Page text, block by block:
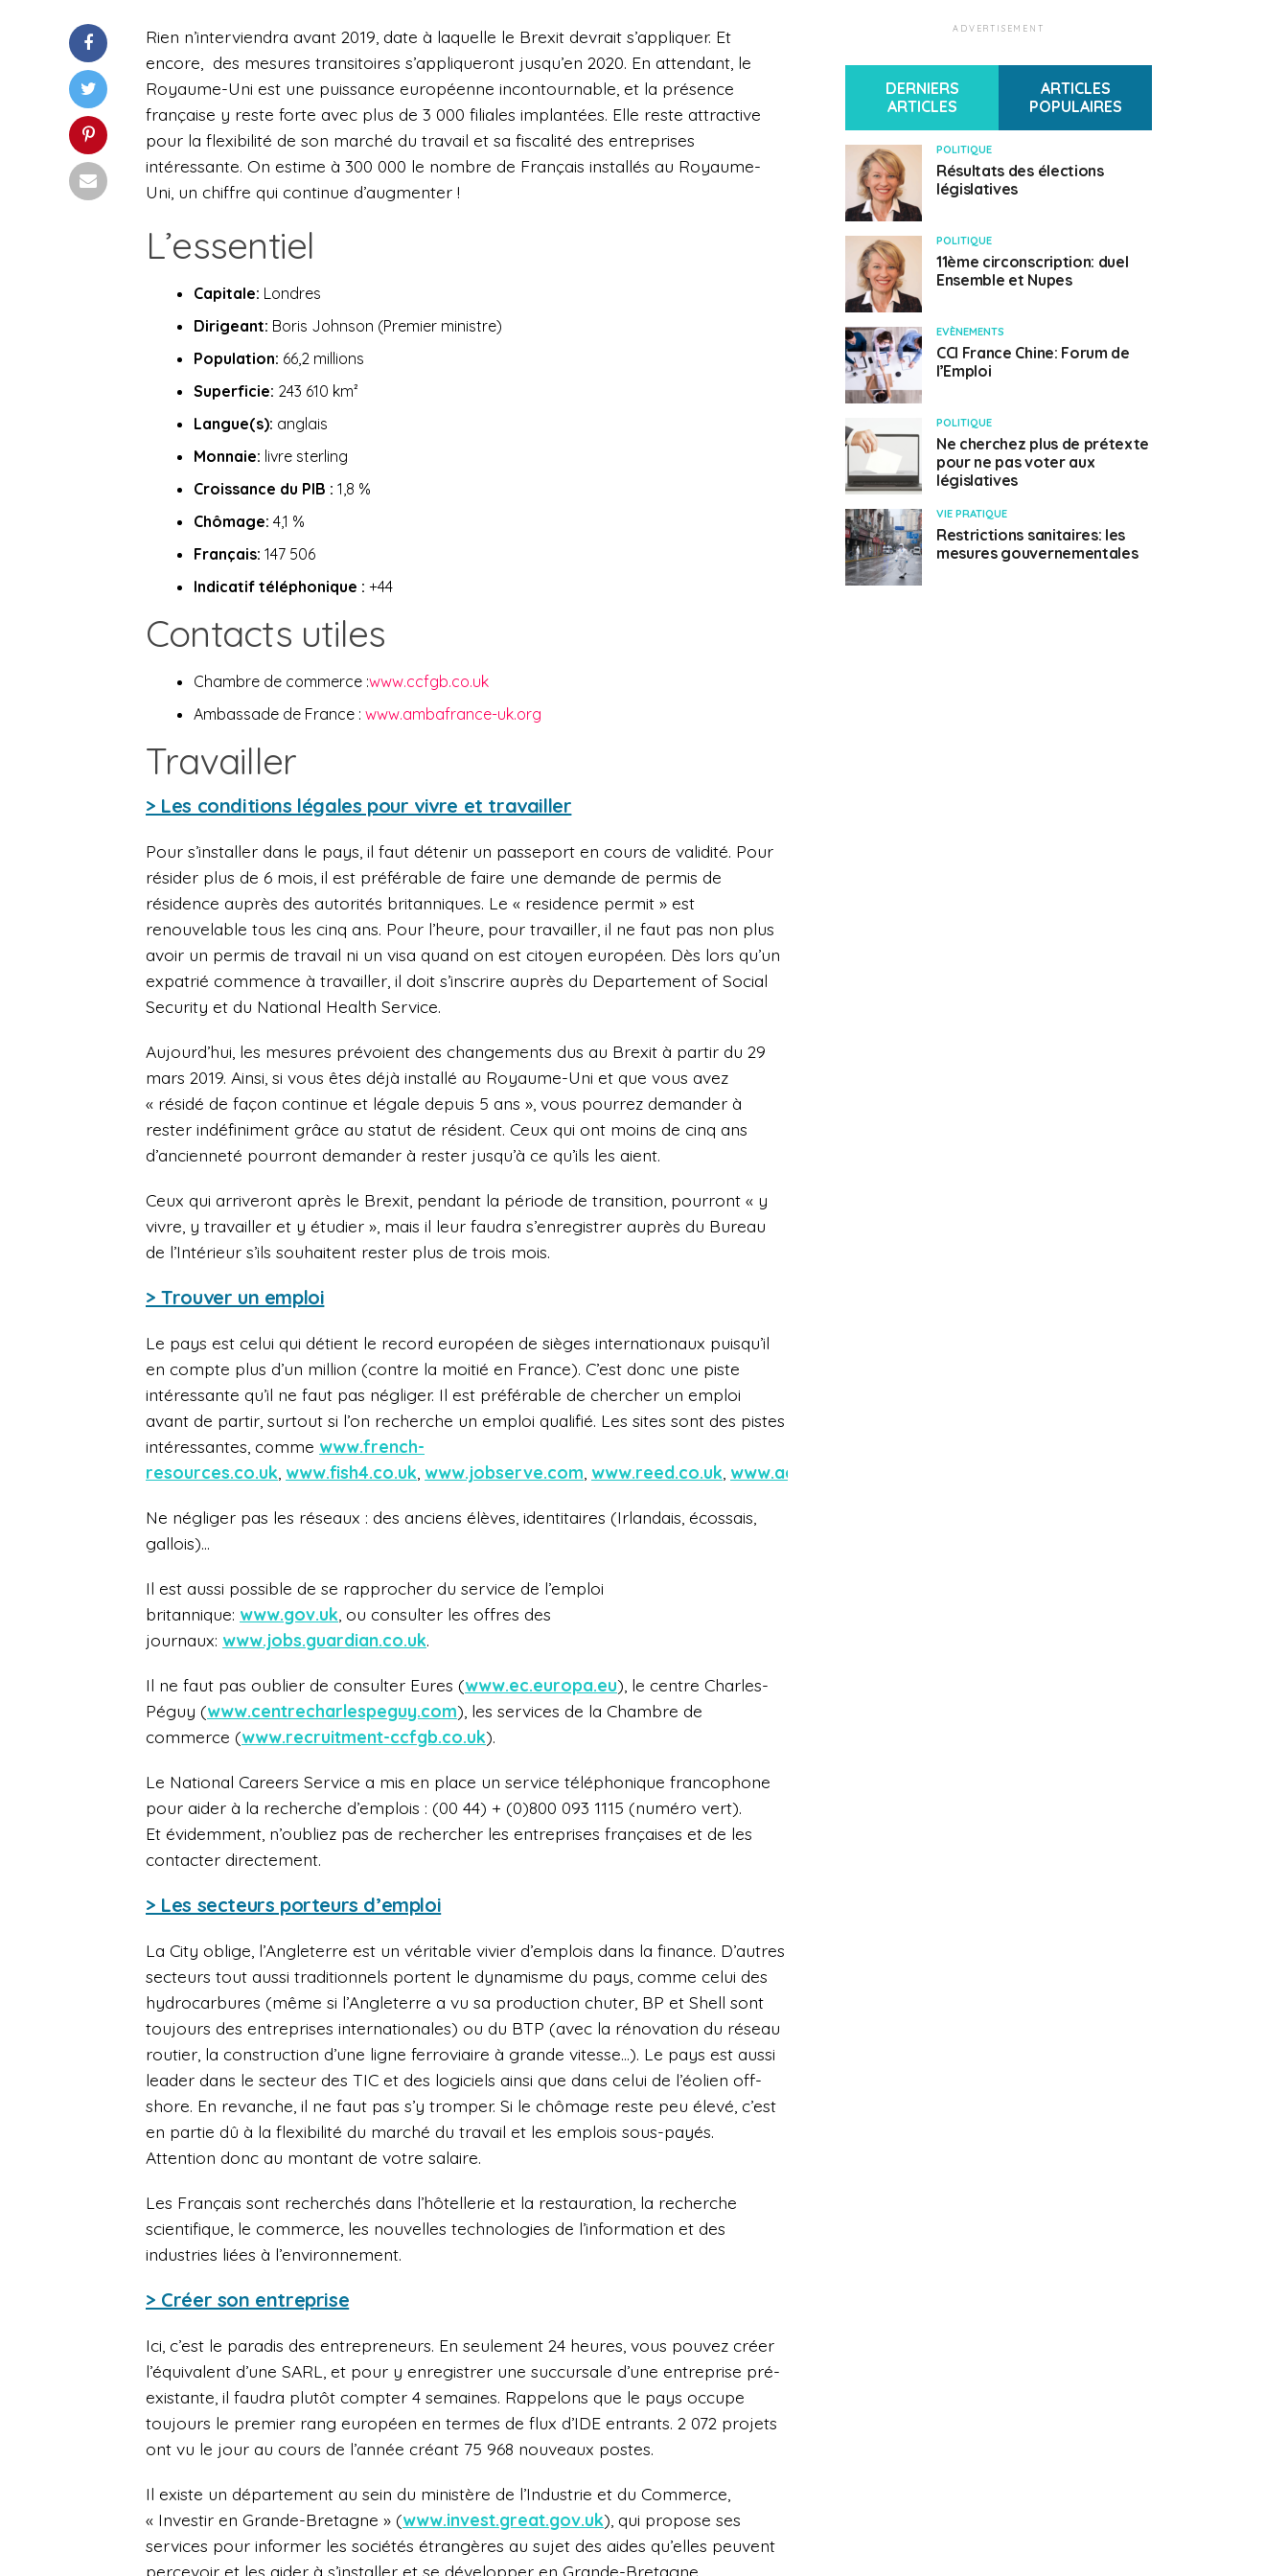
Rien n’interviendra avant 2019, date à laquelle le Brexit devrait s’appliquer. Et
encore, des mesures transitoires s’appliqueront jusqu’en 2020. En attendant, le
Royaume-Uni est une puissance européenne incontournable, et la présence
française y reste forte avec plus de 3 000 filiales implantées. Elle reste attractive
pour la flexibilité de son marché du travail et sa fiscalité des entreprises
intéressante. On estime à 300 000 le nombre de Français installés au Royaume-
Uni, un chiffre qui continue d’augmenter !
L’essentiel
Capitale: Londres
Dirigeant: Boris Johnson (Premier ministre)
Population: 66,2 millions
Superficie: 243 610 km²
Langue(s): anglais
Monnaie: livre sterling
Croissance du PIB : 1,8 %
Chômage: 4,1 %
Français: 147 506
Indicatif téléphonique : +44
Contacts utiles
Chambre de commerce :www.ccfgb.co.uk
Ambassade de France : www.ambafrance-uk.org
Travailler
> Les conditions légales pour vivre et travailler
Pour s’installer dans le pays, il faut détenir un passeport en cours de validité. Pour
résider plus de 6 mois, il est préférable de faire une demande de permis de
résidence auprès des autorités britanniques. Le « residence permit » est
renouvelable tous les cinq ans. Pour l’heure, pour travailler, il ne faut pas non plus
avoir un permis de travail ni un visa quand on est citoyen européen. Dès lors qu’un
expatrié commence à travailler, il doit s’inscrire auprès du Departement of Social
Security et du National Health Service.
Aujourd’hui, les mesures prévoient des changements dus au Brexit à partir du 29
mars 2019. Ainsi, si vous êtes déjà installé au Royaume-Uni et que vous avez
« résidé de façon continue et légale depuis 5 ans », vous pourrez demander à
rester indéfiniment grâce au statut de résident. Ceux qui ont moins de cinq ans
d’ancienneté pourront demander à rester jusqu’à ce qu’ils les aient.
Ceux qui arriveront après le Brexit, pendant la période de transition, pourront « y
vivre, y travailler et y étudier », mais il leur faudra s’enregistrer auprès du Bureau
de l’Intérieur s’ils souhaitent rester plus de trois mois.
> Trouver un emploi
Le pays est celui qui détient le record européen de sièges internationaux puisqu’il
en compte plus d’un million (contre la moitié en France). C’est donc une piste
intéressante qu’il ne faut pas négliger. Il est préférable de chercher un emploi
avant de partir, surtout si l’on recherche un emploi qualifié. Les sites sont des pistes
intéressantes, comme www.french-
resources.co.uk www.fish4.co.uk www.jobserve.com www.reed.co.uk www.adzuna.co.uk
Ne négliger pas les réseaux : des anciens élèves, identitaires (Irlandais, écossais,
gallois)…
Il est aussi possible de se rapprocher du service de l’emploi
britannique: www.gov.uk , ou consulter les offres des
journaux: www.jobs.guardian.co.uk.
Il ne faut pas oublier de consulter Eures (www.ec.europa.eu), le centre Charles-
Péguy (www.centrecharlespeguy.com), les services de la Chambre de
commerce (www.recruitment-ccfgb.co.uk).
Le National Careers Service a mis en place un service téléphonique francophone
pour aider à la recherche d’emplois : (00 44) + (0)800 093 1115 (numéro vert).
Et évidemment, n’oubliez pas de rechercher les entreprises françaises et de les
contacter directement.
> Les secteurs porteurs d’emploi
La City oblige, l’Angleterre est un véritable vivier d’emplois dans la finance. D’autres
secteurs tout aussi traditionnels portent le dynamisme du pays, comme celui des
hydrocarbures (même si l’Angleterre a vu sa production chuter, BP et Shell sont
toujours des entreprises internationales) ou du BTP (avec la rénovation du réseau
routier, la construction d’une ligne ferroviaire à grande vitesse…). Le pays est aussi
leader dans le secteur des TIC et des logiciels ainsi que dans celui de l’éolien off-
shore. En revanche, il ne faut pas s’y tromper. Si le chômage reste peu élevé, c’est
en partie dû à la flexibilité du marché du travail et les emplois sous-payés.
Attention donc au montant de votre salaire.
Les Français sont recherchés dans l’hôtellerie et la restauration, la recherche
scientifique, le commerce, les nouvelles technologies de l’information et des
industries liées à l’environnement.
> Créer son entreprise
Ici, c’est le paradis des entrepreneurs. En seulement 24 heures, vous pouvez créer
l’équivalent d’une SARL, et pour y enregistrer une succursale d’une entreprise pré-
existante, il faudra plutôt compter 4 semaines. Rappelons que le pays occupe
toujours le premier rang européen en termes de flux d’IDE entrants. 2 072 projets
ont vu le jour au cours de l’année créant 75 968 nouveaux postes.
Il existe un département au sein du ministère de l’Industrie et du Commerce,
« Investir en Grande-Bretagne » (www.invest.great.gov.uk), qui propose ses
services pour informer les sociétés étrangères au sujet des aides qu’elles peuvent
percevoir et les aider à s’installer et se développer en Grande-Bretagne.
ADVERTISEMENT
DERNIERS
ARTICLES
ARTICLES
POPULAIRES
POLITIQUE
Résultats des élections
législatives
POLITIQUE
11ème circonscription: duel
Ensemble et Nupes
EVÈNEMENTS
CCI France Chine: Forum de
l’Emploi
POLITIQUE
Ne cherchez plus de prétexte
pour ne pas voter aux
législatives
VIE PRATIQUE
Restrictions sanitaires: les
mesures gouvernementales